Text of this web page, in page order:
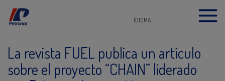
IDIOMA
La revista FUEL publica un artículo
sobre el proyecto “CHAIN” liderado